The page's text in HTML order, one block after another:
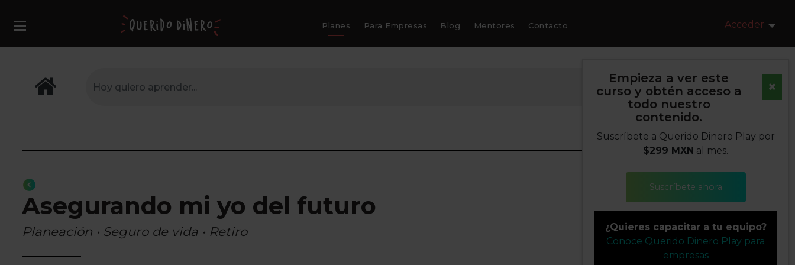
Planes Para Empresas Blog Mentores Contacto Acceder
Asegurando mi yo del futuro
Planeación • Seguro de vida • Retiro
Empieza a ver este
curso y obtén acceso a
todo nuestro
contenido.
Suscríbete a Querido Dinero Play por
$299 MXN al mes.
Suscríbete ahora
¿Quieres capacitar a tu equipo?
Conoce Querido Dinero Play para
empresas